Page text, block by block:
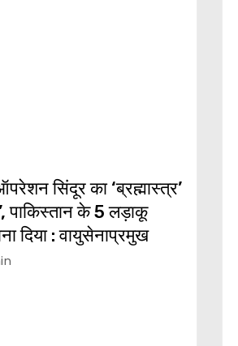
सिंदूर का ‘ब्रह्मास्त्र’
पाकिस्तान के 5 लड़ाकू
दिया : वायुसेनाप्रमुख